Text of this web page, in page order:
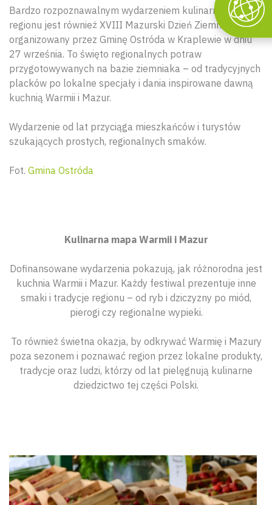
Bardzo rozpoznawalnym wydarzeniem kulinarnym
regionu jest również XVIII Mazurski Dzień Ziemniaka
organizowany przez Gminę Ostróda w Kraplewie w dniu
27 września. To święto regionalnych potraw
przygotowywanych na bazie ziemniaka – od tradycyjnych
placków po lokalne specjały i dania inspirowane dawną
kuchnią Warmii i Mazur.
Wydarzenie od lat przyciąga mieszkańców i turystów
szukających prostych, regionalnych smaków.
Fot. Gmina Ostróda
Kulinarna mapa Warmii i Mazur
Dofinansowane wydarzenia pokazują, jak różnorodna jest
kuchnia Warmii i Mazur. Każdy festiwal prezentuje inne
smaki i tradycje regionu – od ryb i dziczyzny po miód,
pierogi czy regionalne wypieki.
To również świetna okazja, by odkrywać Warmię i Mazury
poza sezonem i poznawać region przez lokalne produkty,
tradycje oraz ludzi, którzy od lat pielęgnują kulinarne
dziedzictwo tej części Polski.